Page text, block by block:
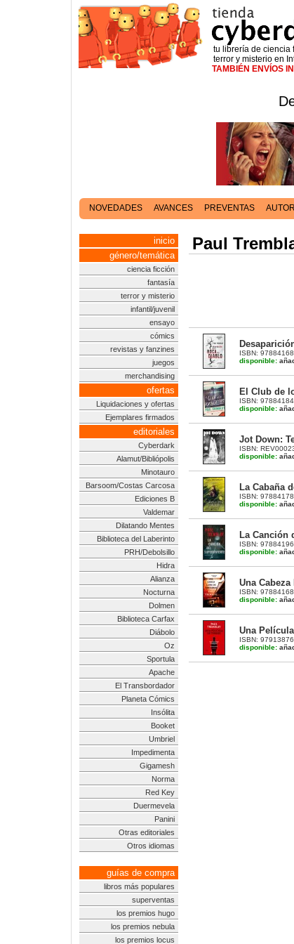
tu librería de ciencia
terror y misterio en
TAMBIÉN ENVÍOS
NOVEDADES AVANCES PREVENTAS
inicio
género/temática
ciencia ficción
fantasía
terror y misterio
infantil/juvenil
ensayo
cómics
revistas y fanzines
juegos
merchandising
ofertas
Liquidaciones y ofertas
Ejemplares firmados
editoriales
Cyberdark
Alamut/Bibliópolis
Minotauro
Barsoom/Costas Carcosa
Ediciones B
Valdemar
Dilatando Mentes
Biblioteca del Laberinto
PRH/Debolsillo
Hidra
Alianza
Nocturna
Dolmen
Biblioteca Carfax
Diábolo
Oz
Sportula
Apache
El Transbordador
Planeta Cómics
Insólita
Booket
Umbriel
Impedimenta
Gigamesh
Norma
Red Key
Duermevela
Panini
Otras editoriales
Otros idiomas
guías de compra
libros más populares
superventas
los premios hugo
los premios nebula
los premios locus
Paul
ISBN:
disponible:
El Club de
ISBN:
disponible:
Jot Down:
ISBN:
disponible:
La Cabaña
ISBN:
disponible:
La Canción
ISBN:
disponible:
Una
ISBN:
disponible:
Una
ISBN:
disponible: